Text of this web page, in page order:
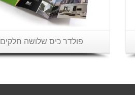
פולדר כיס שלושה חלקים